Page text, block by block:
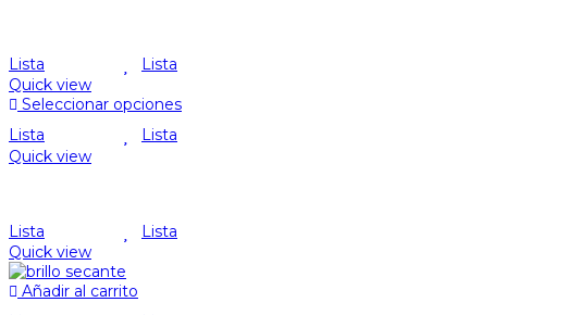
Lista
Lista
Quick view
Seleccionar opciones
Lista
Lista
Quick view
Lista
Lista
Quick view
Añadir al carrito